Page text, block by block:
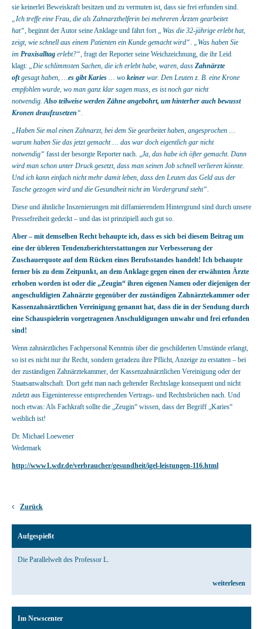
sie keinerlei Beweiskraft besitzen und zu vermuten ist, dass sie frei erfunden sind.
„Ich treffe eine Frau, die als Zahnarzthelferin bei mehreren Ärzten gearbeitet
hat“, beginnt der Autor seine Anklage und fährt fort „ Was die 32-jährige erlebt hat,
zeigt, wie schnell aus einem Patienten ein Kunde gemacht wird“. „Was haben Sie
im Praxisalltag erlebt?“, fragt der Reporter seine Weichzeichnung, die ihr Leid
klagt: „Die schlimmsten Sachen, die ich erlebt habe, waren, dass Zahnärzte
oftgesagt haben, …es gibt Karies … wo keiner war. Den Leuten z. B. eine Krone
empfohlen wurde, wo man ganz klar sagen muss, es ist noch gar nicht
notwendig.Also teilweise werden Zähne angebohrt, um hinterher auch bewusst
Kronen draufzusetzen“.
„Haben Sie mal einen Zahnarzt, bei dem Sie gearbeitet haben, angesprochen …
warum haben Sie das jetzt gemacht … das war doch eigentlich gar nicht
notwendig“ fasst der besorgte Reporter nach. „Ja, das habe ich öfter gemacht. Dann
wird man schon unter Druck gesetzt, dass man seinen Job schnell verlieren könnte.
Und ich kann einfach nicht mehr damit leben, dass den Leuten das Geld aus der
Tasche gezogen wird und die Gesundheit nicht im Vordergrund steht“.
Diese und ähnliche Inszenierungen mit diffamierendem Hintergrund sind durch unsere
Pressefreiheit gedeckt – und das ist prinzipiell auch gut so.
Aber – mit demselben Recht behaupte ich, dass es sich bei diesem Beitrag um
eine der übleren Tendenzberichterstattungen zur Verbesserung der
Zuschauerquote auf dem Rücken eines Berufsstandes handelt! Ich behaupte
ferner bis zu dem Zeitpunkt, an dem Anklage gegen einen der erwähnten Ärzte
erhoben worden ist oder die „Zeugin“ ihren eigenen Namen oder diejenigen der
angeschuldigten Zahnärzte gegenüber der zuständigen Zahnärztekammer oder
Kassenzahnärztlichen Vereinigung genannt hat, dass die in der Sendung durch
eine Schauspielerin vorgetragenen Anschuldigungen unwahr und frei erfunden
sind!
Wenn zahnärztliches Fachpersonal Kenntnis über die geschilderten Umstände erlangt,
so ist es nicht nur ihr Recht, sondern geradezu ihre Pflicht, Anzeige zu erstatten – bei
der zuständigen Zahnärztekammer, der Kassenzahnärztlichen Vereinigung oder der
Staatsanwaltschaft. Dort geht man nach geltender Rechtslage konsequent und nicht
zuletzt aus Eigeninteresse entsprechenden Vertrags- und Rechtsbrüchen nach. Und
noch etwas: Als Fachkraft sollte die „Zeugin“ wissen, dass der Begriff „Karies“
weiblich ist!
Dr. Michael Loewener
Wedemark
http://www1.wdr.de/verbraucher/gesundheit/igel-leistungen-116.html
Zurück
Aufgespießt
Die Parallelwelt des Professor L.
weiterlesen
Im Newscenter